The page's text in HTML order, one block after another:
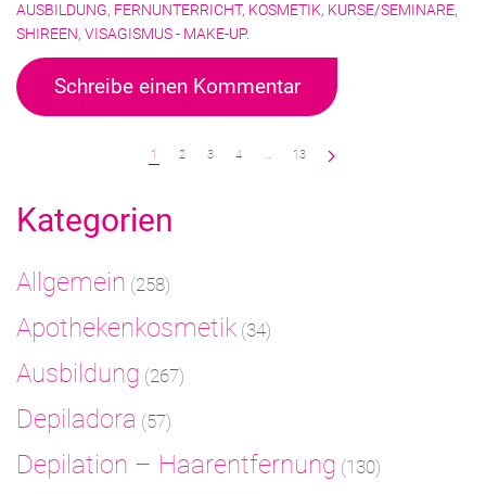
AUSBILDUNG, FERNUNTERRICHT, KOSMETIK, KURSE/SEMINARE,
SHIREEN, VISAGISMUS - MAKE-UP.
Schreibe einen Kommentar
1 2 3 4 … 13
Kategorien
Allgemein (258)
Apothekenkosmetik (34)
Ausbildung (267)
Depiladora (57)
Depilation – Haarentfernung (130)